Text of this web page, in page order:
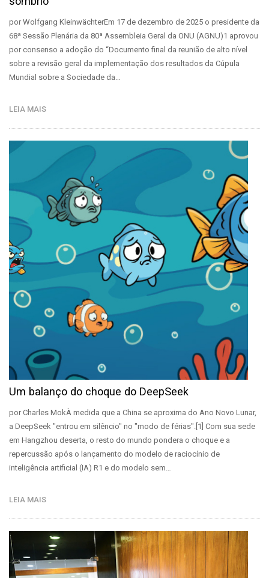
por Wolfgang KleinwächterEm 17 de dezembro de 2025 o presidente da
68ª Sessão Plenária da 80ª Assembleia Geral da ONU (AGNU)1 aprovou
por consenso a adoção do “Documento final da reunião de alto nível
sobre a revisão geral da implementação dos resultados da Cúpula
Mundial sobre a Sociedade da…
LEIA MAIS
Um balanço do choque do DeepSeek
por Charles MokÀ medida que a China se aproxima do Ano Novo Lunar,
a DeepSeek "entrou em silêncio" no "modo de férias".[1] Com sua sede
em Hangzhou deserta, o resto do mundo pondera o choque e a
repercussão após o lançamento do modelo de raciocínio de
inteligência artificial (IA) R1 e do modelo sem…
LEIA MAIS